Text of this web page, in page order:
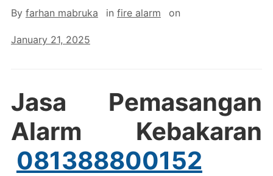
By farhan mabruka in fire alarm on
January 21, 2025
Jasa Pemasangan
Alarm Kebakaran
081388800152